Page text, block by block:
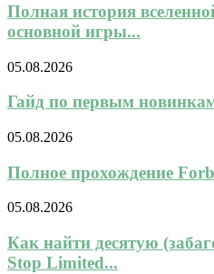
Полная история
основной игры...
05.08.2026
Гайд по первым
05.08.2026
Полное прохождение
05.08.2026
Как найти десятую
Stop Limited...